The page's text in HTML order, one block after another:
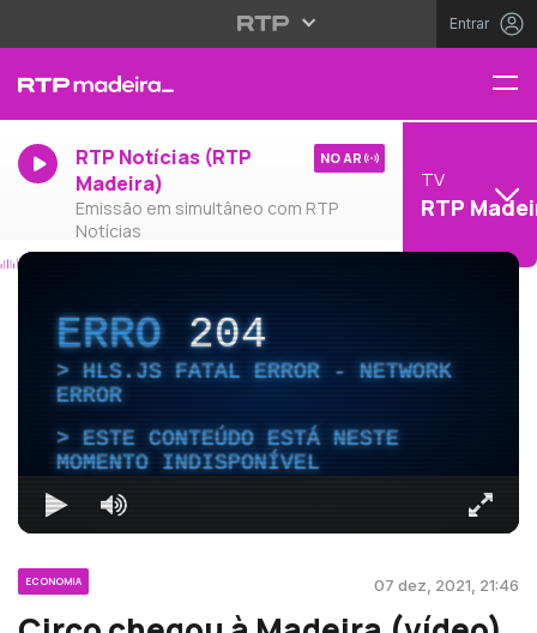
Entrar
RTP Notícias (RTP
Madeira)
Emissão em simultâneo com RTP
Notícias
NO AR
TV
RTP
ERRO204
HLS.JS FATAL ERROR - NETWORK
ERROR
ESTE CONTEÚDO ESTÁ NESTE
MOMENTO INDISPONÍVEL
ECONOMIA 07 dez, 2021, 21:46